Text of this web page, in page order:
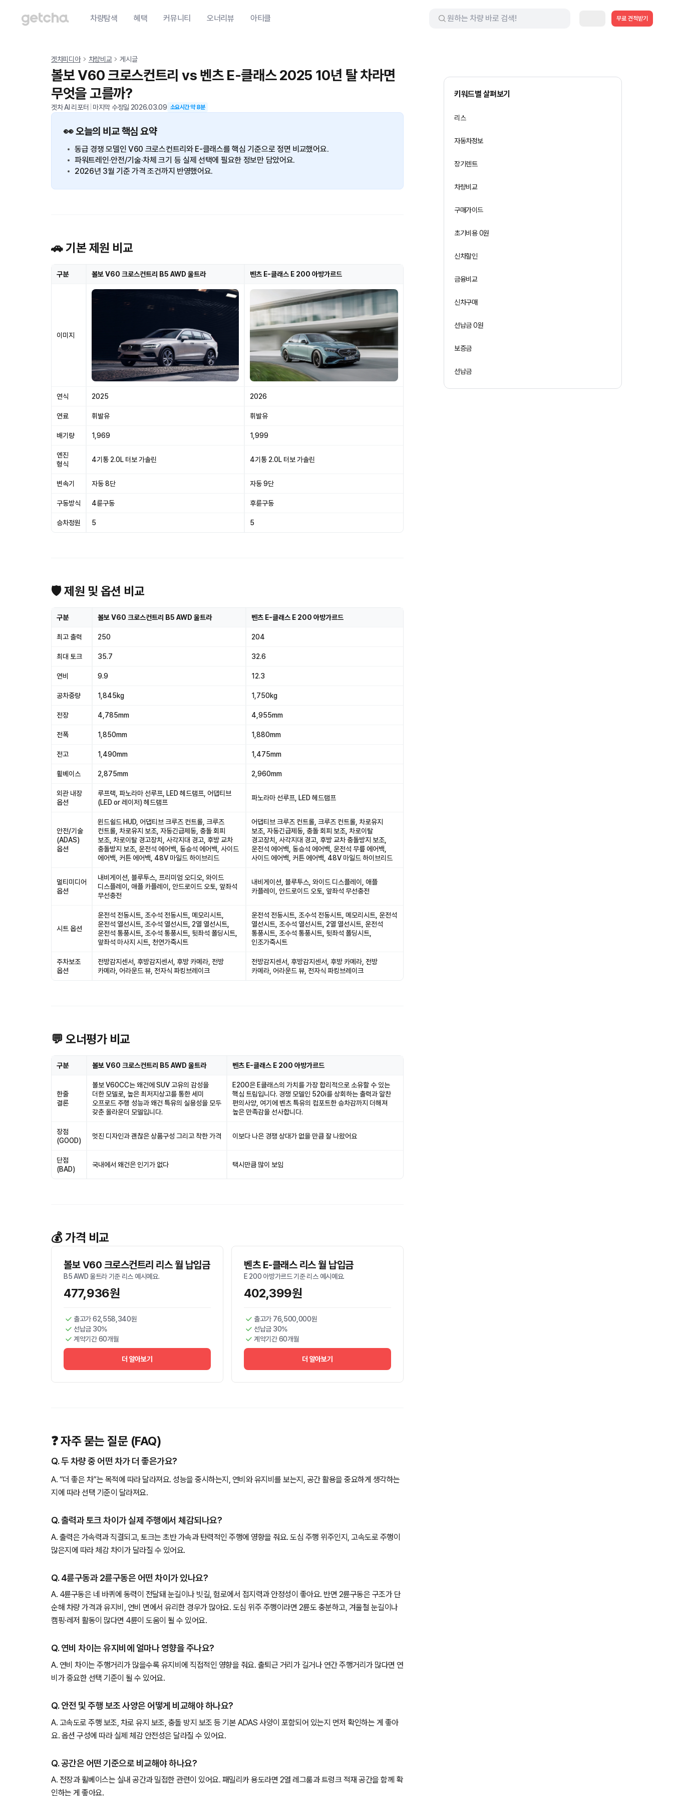
차량탐색 혜택 커뮤니티 오너리뷰 아티클 무료 견적받기
겟차피디아 차량비교 게시글
볼보 V60 크로스컨트리 vs 벤츠 E-클래스 2025 10년 탈 차라면
무엇을 고를까?
겟차 AI 리포터 마지막 수정일 2026.03.09 소요시간 약8분
👀 오늘의 비교 핵심 요약
동급 경쟁 모델인 V60 크로스컨트리와 E-클래스를 핵심 기준으로 정면 비교했어요.
파워트레인·안전/기술·차체 크기 등 실제 선택에 필요한 정보만 담았어요.
2026년 3월 기준 가격 조건까지 반영했어요.
🚗 기본 제원 비교
구분 볼보 V60 크로스컨트리 B5 AWD 울트라 벤츠 E-클래스 E 200 아방가르드
이미지
연식 2025 2026
연료 휘발유 휘발유
배기량 1,969 1,999
엔진
형식
4기통 2.0L 터보 가솔린 4기통 2.0L 터보 가솔린
변속기 자동 8단 자동 9단
구동방식 4륜구동 후륜구동
승차정원 5 5
🛡 제원 및 옵션 비교
구분 볼보 V60 크로스컨트리 B5 AWD 울트라 벤츠 E-클래스 E 200 아방가르드
최고 출력 250 204
최대 토크 35.7 32.6
연비 9.9 12.3
공차중량 1,845kg 1,750kg
전장 4,785mm 4,955mm
전폭 1,850mm 1,880mm
전고 1,490mm 1,475mm
휠베이스 2,875mm 2,960mm
외관 내장
옵션
루프랙, 파노라마 선루프, LED 헤드램프, 어댑티브
(LED or 레이저) 헤드램프
파노라마 선루프, LED 헤드램프
안전/기술
(ADAS)
옵션
윈드쉴드 HUD, 어댑티브 크루즈 컨트롤, 크루즈
컨트롤, 차로유지 보조, 자동긴급제동, 충돌 회피
보조, 차로이탈 경고장치, 사각지대 경고, 후방 교차
충돌방지 보조, 운전석 에어백, 동승석 에어백, 사이드
에어백, 커튼 에어백, 48V 마일드 하이브리드
어댑티브 크루즈 컨트롤, 크루즈 컨트롤, 차로유지
보조, 자동긴급제동, 충돌 회피 보조, 차로이탈
경고장치, 사각지대 경고, 후방 교차 충돌방지 보조,
운전석 에어백, 동승석 에어백, 운전석 무릎 에어백,
사이드 에어백, 커튼 에어백, 48V 마일드 하이브리드
멀티미디어
옵션
내비게이션, 블루투스, 프리미엄 오디오, 와이드
디스플레이, 애플 카플레이, 안드로이드 오토, 앞좌석
무선충전
내비게이션, 블루투스, 와이드 디스플레이, 애플
카플레이, 안드로이드 오토, 앞좌석 무선충전
시트 옵션
운전석 전동시트, 조수석 전동시트, 메모리시트,
운전석 열선시트, 조수석 열선시트, 2열 열선시트,
운전석 통풍시트, 조수석 통풍시트, 뒷좌석 폴딩시트,
앞좌석 마사지 시트, 천연가죽시트
운전석 전동시트, 조수석 전동시트, 메모리시트, 운전석
열선시트, 조수석 열선시트, 2열 열선시트, 운전석
통풍시트, 조수석 통풍시트, 뒷좌석 폴딩시트,
인조가죽시트
주차보조
옵션
전방감지센서, 후방감지센서, 후방 카메라, 전방
카메라, 어라운드 뷰, 전자식 파킹브레이크
전방감지센서, 후방감지센서, 후방 카메라, 전방
카메라, 어라운드 뷰, 전자식 파킹브레이크
💬 오너평가 비교
구분 볼보 V60 크로스컨트리 B5 AWD 울트라 벤츠 E-클래스 E 200 아방가르드
한줄
결론
볼보 V60CC는 왜건에 SUV 고유의 감성을
더한 모델로, 높은 최저지상고를 통한 세미
오프로드 주행 성능과 왜건 특유의 실용성을 모두
갖춘 올라운더 모델입니다.
E200은 E클래스의 가치를 가장 합리적으로 소유할 수 있는
핵심 트림입니다. 경쟁 모델인 520i를 상회하는 출력과 알찬
편의사양, 여기에 벤츠 특유의 컴포트한 승차감까지 더해져
높은 만족감을 선사합니다.
장점
(GOOD)
멋진 디자인과 괜찮은 상품구성 그리고 착한 가격 이보다 나은 경쟁 상대가 없을 만큼 잘 나왔어요
단점
(BAD)
국내에서 왜건은 인기가 없다 택시만큼 많이 보임
💰 가격 비교
볼보 V60 크로스컨트리 리스 월 납입금
B5 AWD 울트라 기준 리스 예시예요.
477,936원
출고가 62,558,340원
선납금 30%
계약기간 60개월
더 알아보기
벤츠 E-클래스 리스 월 납입금
E 200 아방가르드 기준 리스 예시예요.
402,399원
출고가 76,500,000원
선납금 30%
계약기간 60개월
더 알아보기
❓ 자주 묻는 질문 (FAQ)
Q. 두 차량 중 어떤 차가 더 좋은가요?
A. “더 좋은 차”는 목적에 따라 달라져요. 성능을 중시하는지, 연비와 유지비를 보는지, 공간 활용을 중요하게 생각하는
지에 따라 선택 기준이 달라져요.
Q. 출력과 토크 차이가 실제 주행에서 체감되나요?
A. 출력은 가속력과 직결되고, 토크는 초반 가속과 탄력적인 주행에 영향을 줘요. 도심 주행 위주인지, 고속도로 주행이
많은지에 따라 체감 차이가 달라질 수 있어요.
Q. 4륜구동과 2륜구동은 어떤 차이가 있나요?
A. 4륜구동은 네 바퀴에 동력이 전달돼 눈길이나 빗길, 험로에서 접지력과 안정성이 좋아요. 반면 2륜구동은 구조가 단
순해 차량 가격과 유지비, 연비 면에서 유리한 경우가 많아요. 도심 위주 주행이라면 2륜도 충분하고, 겨울철 눈길이나
캠핑·레저 활동이 많다면 4륜이 도움이 될 수 있어요.
Q. 연비 차이는 유지비에 얼마나 영향을 주나요?
A. 연비 차이는 주행거리가 많을수록 유지비에 직접적인 영향을 줘요. 출퇴근 거리가 길거나 연간 주행거리가 많다면 연
비가 중요한 선택 기준이 될 수 있어요.
Q. 안전 및 주행 보조 사양은 어떻게 비교해야 하나요?
A. 고속도로 주행 보조, 차로 유지 보조, 충돌 방지 보조 등 기본 ADAS 사양이 포함되어 있는지 먼저 확인하는 게 좋아
요. 옵션 구성에 따라 실제 체감 안전성은 달라질 수 있어요.
Q. 공간은 어떤 기준으로 비교해야 하나요?
A. 전장과 휠베이스는 실내 공간과 밀접한 관련이 있어요. 패밀리카 용도라면 2열 레그룸과 트렁크 적재 공간을 함께 확
인하는 게 좋아요.
키워드별 살펴보기
리스
자동차정보
장기렌트
차량비교
구매가이드
초기비용 0원
신차할인
금융비교
신차구매
선납금 0원
보증금
선납금